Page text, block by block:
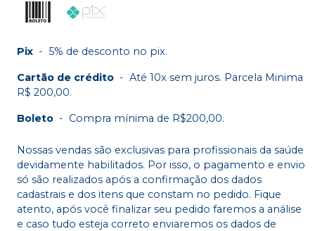
Pix - 5% de desconto no pix.
Cartão de crédito - Até 10x sem juros. Parcela Minima
R$ 200,00.
Boleto - Compra mínima de R$200,00.
Nossas vendas são exclusivas para profissionais da saúde
devidamente habilitados. Por isso, o pagamento e envio
só são realizados após a confirmação dos dados
cadastrais e dos itens que constam no pedido. Fique
atento, após você finalizar seu pedido faremos a análise
e caso tudo esteja correto enviaremos os dados de